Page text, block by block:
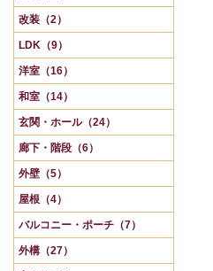
改装（2）
LDK（9）
洋室（16）
和室（14）
玄関・ホール（24）
廊下・階段（6）
外壁（5）
屋根（4）
バルコニー・ポーチ（7）
外構（27）